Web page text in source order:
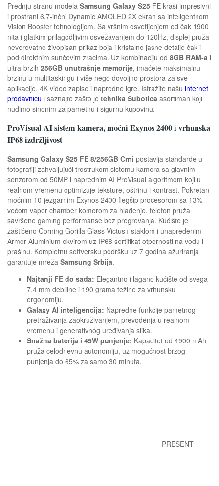
Prednju stranu modela Samsung Galaxy S25 FE krasi impresivni
i prostrani 6.7-inčni Dynamic AMOLED 2X ekran sa inteligentnom
Vision Booster tehnologijom. Sa vršnim osvetljenjem od čak 1900
nita i glatkim prilagodljivim osvežavanjem do 120Hz, displej pruža
neverovatno živopisan prikaz boja i kristalno jasne detalje čak i
pod direktnim sunčevim zracima. Uz kombinaciju od 8GB RAM-a i
ultra-brzih 256GB unutrašnje memorije, imaćete maksimalnu
brzinu u multitaskingu i više nego dovoljno prostora za sve
aplikacije, 4K video zapise i napredne igre. Istražite našu internet
prodavnicu i saznajte zašto je tehnika Subotica asortiman koji
nudimo sinonim za pametnu i sigurnu kupovinu.
ProVisual AI sistem kamera, moćni Exynos 2400 i vrhunska
IP68 izdržljivost
Samsung Galaxy S25 FE 8/256GB Crni postavlja standarde u
fotografiji zahvaljujući trostrukom sistemu kamera sa glavnim
senzorom od 50MP i naprednim AI ProVisual algoritmom koji u
realnom vremenu optimizuje teksture, oštrinu i kontrast. Pokretan
moćnim 10-jezgarnim Exynos 2400 flegšip procesorom sa 13%
većom vapor chamber komorom za hlađenje, telefon pruža
savršene gaming performanse bez pregrevanja. Kućište je
zaštićeno Corning Gorilla Glass Victus+ staklom i unapređenim
Armor Aluminium okvirom uz IP68 sertifikat otpornosti na vodu i
prašinu. Kompletnu softversku podršku uz 7 godina ažuriranja
garantuje mreža Samsung Srbija.
Najtanji FE do sada: Elegantno i lagano kućište od svega
7.4 mm debljine i 190 grama težine za vrhunsku
ergonomiju.
Galaxy AI inteligencija: Napredne funkcije pametnog
pretraživanja zaokruživanjem, prevođenja u realnom
vremenu i generativnog uređivanja slika.
Snažna baterija i 45W punjenje: Kapacitet od 4900 mAh
pruža celodnevnu autonomiju, uz mogućnost brzog
punjenja do 65% za samo 30 minuta.
__PRESENT